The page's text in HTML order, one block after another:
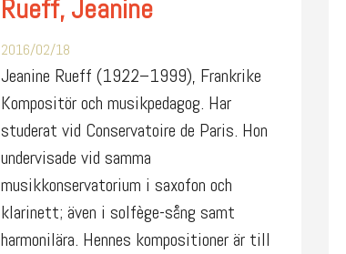
Rueff, Jeanine
2016/02/18
Jeanine Rueff (1922–1999), Frankrike
Kompositör och musikpedagog. Har
studerat vid Conservatoire de Paris. Hon
undervisade vid samma
musikkonservatorium i saxofon och
klarinett; även i solfège-sång samt
harmonilära. Hennes kompositioner är till